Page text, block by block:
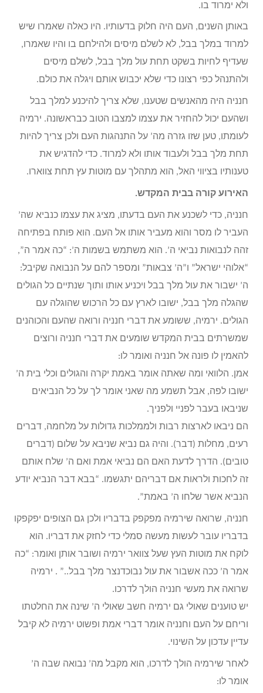
ולא ימרוד בו.
באותן השנים, העם היה חלוק בדעותיו. היו כאלה שאמרו שיש
למרוד במלך בבל, לא לשלם מיסים ולהילחם בו והיו שאמרו,
שעדיף לחיות בשקט תחת עול מלך בבל, לשלם מיסים
ולהתנהל כפי רצונו כדי שלא יכבוש אותם ויגלה את כולם.
חנניה היה מהאנשים שטענו, שלא צריך להיכנע למלך בבל
ושהעם יכול להחזיר את עצמו למצבו הטוב כבראשונה. ירמיה
לעומתו, טען שזו גזרה מה’ על התנהגות העם ולכן צריך להיות
תחת מלך בבל ולעבוד אותו ולא למרוד. כדי להדגיש את
טענותיו בציווי האל, הוא מתהלך עם מוטות עץ תחת צווארו.
האירוע קורה בבית המקדש.
חנניה, כדי לשכנע את העם בדעתו, מציג את עצמו כנביא שה’
העביר לו מסר והוא מעביר אותו אל העם. הוא פותח בפתיחה
זהה לנבואות נביאי ה’. הוא משתמש בשמות ה’: “כה אמר ה”,
“אלוהי ישראל” ו”ה’ צבאות” ומספר להם על הנבואה שקיבל:
ה’ ישבור את עול מלך בבל ויכניע אותו ותוך שנתיים כל הגולים
שהגלה מלך בבל, ישובו לארץ עם כל הרכוש שהוגלה עם
הגולים. ירמיה, ששומע את דברי חנניה ורואה שהעם והכוהנים
שמשרתים בבית המקדש שומעים את דברי חנניה ורוצים
להאמין לו פונה אל חנניה ואומר לו:
אמן. הלוואי ומה שאתה אומר באמת יקרה והגולים וכלי בית ה’
ישובו לפה, אבל תשמע מה שאני אומר לך על כל הנביאים
שניבאו בעבר לפניי ולפניך.
הם ניבאו לארצות רבות ולממלכות גדולות על מלחמה, דברים
רעים, מחלות (דבר). והיה גם נביא שניבא על שלום (דברים
טובים). הדרך לדעת האם הם נביאי אמת ואם ה’ שלח אותם
זה לחכות ולראות אם דבריהם יתגשמו. “בבא דבר הנביא יודע
הנביא אשר שלחו ה’ באמת”.
חנניה, שרואה שירמיה מפקפק בדבריו ולכן גם הצופים יפקפקו
בדבריו עובר לעשות מעשה סמלי כדי לחזק את דבריו. הוא
לוקח את מוטות העץ שעל צוואר ירמיה ושובר אותן ואומר: “כה
אמר ה’ ככה אשבור את עול נבוכדנצר מלך בבל..” . ירמיה
שרואה את מעשי חנניה הולך לדרכו.
יש טוענים שאולי גם ירמיה חשב שאולי ה’ שינה את החלטתו
וריחם על העם וחנניה אומר דברי אמת ופשוט ירמיה לא קיבל
עדיין עדכון על השינוי.
לאחר שירמיה הולך לדרכו, הוא מקבל מה’ נבואה שבה ה’
אומר לו: